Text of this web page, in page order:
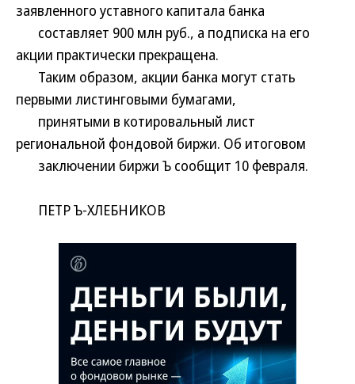
заявленного уставного капитала банка
составляет 900 млн руб., а подписка на его
акции практически прекращена.
Таким образом, акции банка могут стать
первыми листинговыми бумагами,
принятыми в котировальный лист
региональной фондовой биржи. Об итоговом
заключении биржи Ъ сообщит 10 февраля.
ПЕТР Ъ-ХЛЕБНИКОВ